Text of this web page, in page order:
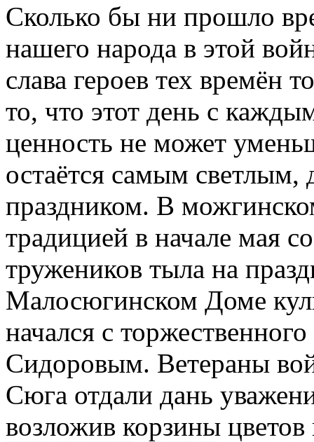
Сколько бы ни прошло
нашего народа в этой
слава героев тех времён
то, что этот день с
ценность не может
остаётся самым
праздником. В
традицией в начале мая
тружеников тыла на
Малосюгинском Доме
начался с
Сидоровым. Ветераны
Сюга отдали дань
возложив корзины